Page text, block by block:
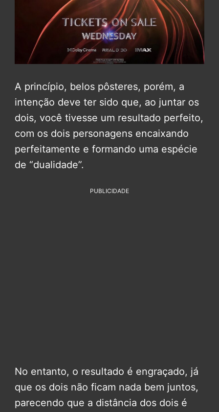
A princípio, belos pôsteres, porém, a
intenção deve ter sido que, ao juntar os
dois, você tivesse um resultado perfeito,
com os dois personagens encaixando
perfeitamente e formando uma espécie
de “dualidade”.
PUBLICIDADE
No entanto, o resultado é engraçado, já
que os dois não ficam nada bem juntos,
parecendo que a distância dos dois é